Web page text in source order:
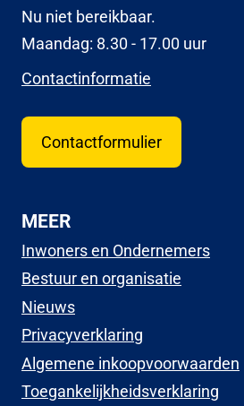
Nu niet bereikbaar.
Maandag: 8.30 - 17.00 uur
Contactinformatie
Contactformulier
MEER
Inwoners en Ondernemers
Bestuur en organisatie
Nieuws
Privacyverklaring
Algemene inkoopvoorwaarden
Toegankelijkheidsverklaring